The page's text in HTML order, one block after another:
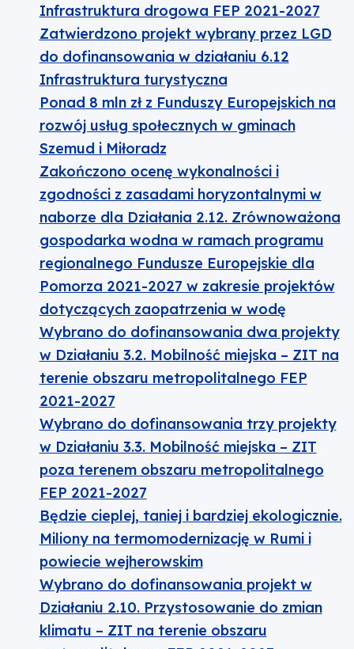
Infrastruktura drogowa FEP 2021-2027
Zatwierdzono projekt wybrany przez LGD
do dofinansowania w działaniu 6.12
Infrastruktura turystyczna
Ponad 8 mln zł z Funduszy Europejskich na
rozwój usług społecznych w gminach
Szemud i Miłoradz
Zakończono ocenę wykonalności i
zgodności z zasadami horyzontalnymi w
naborze dla Działania 2.12. Zrównoważona
gospodarka wodna w ramach programu
regionalnego Fundusze Europejskie dla
Pomorza 2021-2027 w zakresie projektów
dotyczących zaopatrzenia w wodę
Wybrano do dofinansowania dwa projekty
w Działaniu 3.2. Mobilność miejska – ZIT na
terenie obszaru metropolitalnego FEP
2021-2027
Wybrano do dofinansowania trzy projekty
w Działaniu 3.3. Mobilność miejska – ZIT
poza terenem obszaru metropolitalnego
FEP 2021-2027
Będzie cieplej, taniej i bardziej ekologicznie.
Miliony na termomodernizację w Rumi i
powiecie wejherowskim
Wybrano do dofinansowania projekt w
Działaniu 2.10. Przystosowanie do zmian
klimatu – ZIT na terenie obszaru